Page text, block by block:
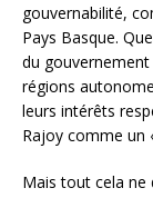
gouvernabilité,
Pays Basque.
du
régions
leurs intérêts
Rajoy comme un
Mais tout cela ne